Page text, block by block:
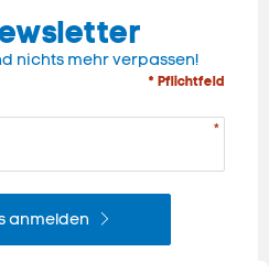
nichts mehr verpassen!
* Pflichtfeld
anmelden